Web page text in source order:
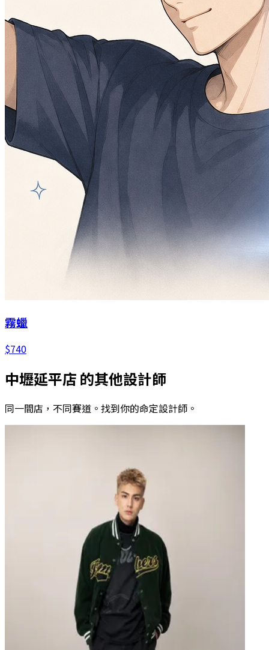
霧蠟
$740
中壢延平店 的其他設計師
同一間店，不同賽道。找到你的命定設計師。